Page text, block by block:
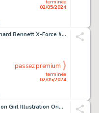
terminée
02/05/2024
Greg Capullo and Richard Bennett X-Force #24 Story Page 7 Original Art (Marvel, 1993).
terminée
02/05/2024
passez premium
Sheldon Moldoff - Moon Girl Illustration Original Art (undated).